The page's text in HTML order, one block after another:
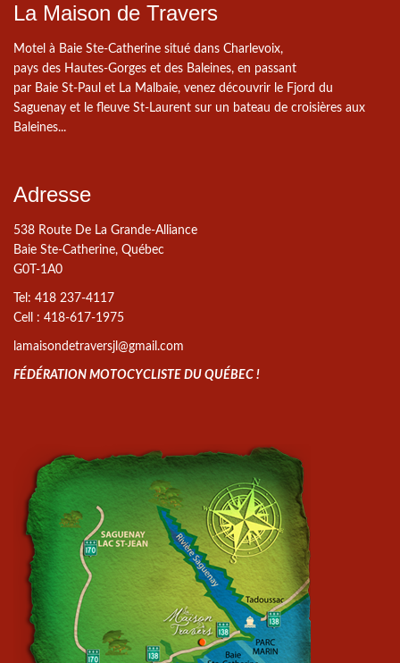
La Maison de Travers
Motel à Baie Ste-Catherine situé dans Charlevoix,
pays des Hautes-Gorges et des Baleines, en passant
par Baie St-Paul et La Malbaie, venez découvrir le Fjord du
Saguenay et le fleuve St-Laurent sur un bateau de croisières aux
Baleines...
Adresse
538 Route De La Grande-Alliance
Baie Ste-Catherine, Québec
G0T-1A0
Tel: 418 237-4117
Cell : 418-617-1975
lamaisondetraversjl@gmail.com
FÉDÉRATION MOTOCYCLISTE DU QUÉBEC !